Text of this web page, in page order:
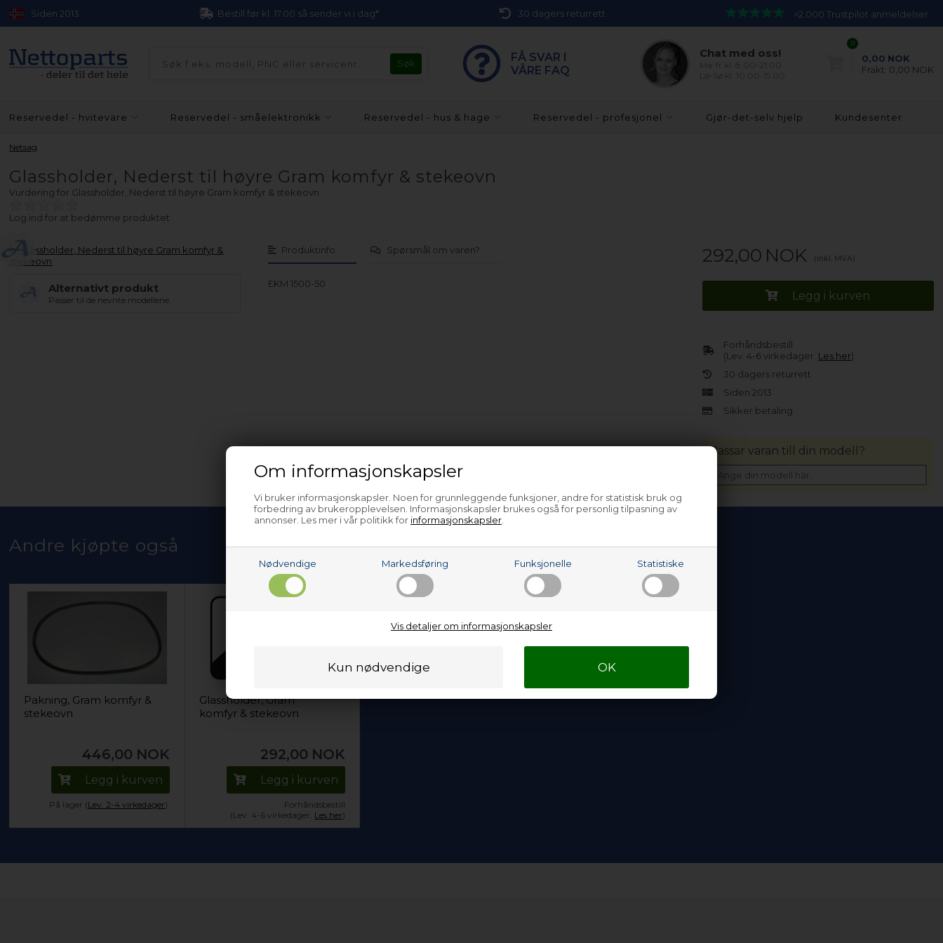
Om informasjonskapsler
Vi bruker informasjonskapsler. Noen for grunnleggende funksjoner, andre for statistisk bruk og
forbedring av brukeropplevelsen. Informasjonskapsler brukes også for personlig tilpasning av
annonser. Les mer i vår politikk for informasjonskapsler
Nødvendige Markedsføring Funksjonelle Statistiske
Vis detaljer om informasjonskapsler
Siden 2013 Bestill før kl. 17.00 så sender vi i dag* 30 dagers returrett >2.000 Trustpilot anmeldelser
FÅ SVAR I
VÅRE FAQ
Chat med oss!
0
0,00 NOK
Frakt: 0,00 NOK
Reservedel - hvitevare Reservedel - småelektronikk Reservedel - hus & hage Reservedel - profesjonel Gjør-det-selv hjelp Kundesenter
Netsag
Glassholder, Nederst til høyre Gram komfyr & stekeovn
Vurdering for Glassholder, Nederst til høyre Gram komfyr & stekeovn
Log ind for at bedømme produktet
Alternativt produkt
Passer til de nevnte modellene.
Produktinfo Spørsmål om varen?
EKM 1500-50
292,00 NOK (inkl. MVA)
Legg i kurven
Forhåndsbestill
(Lev. 4-6 virkedager. Les her)
30 dagers returrett
Siden 2013
Sikker betaling
Passar varan till din modell?
Andre kjøpte også
Pakning, Gram komfyr &
stekeovn
446,00 NOK
Legg i kurven
På lager (Lev. 2-4 virkedager).
Glassholder, Gram
komfyr & stekeovn
292,00 NOK
Legg i kurven
Forhåndsbestill
(Lev. 4-6 virkedager. Les her)